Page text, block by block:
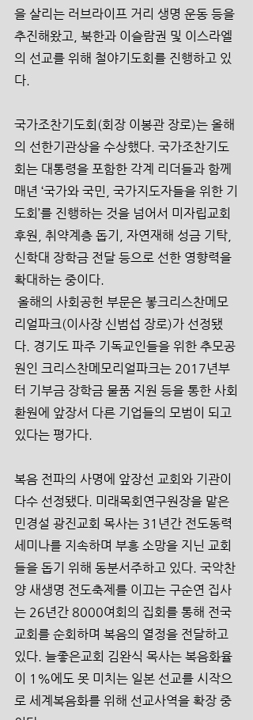
을 살리는 러브라이프 거리 생명 운동 등을
추진해왔고, 북한과 이슬람권 및 이스라엘
의 선교를 위해 철야기도회를 진행하고 있
다.
국가조찬기도회(회장 이봉관 장로)는 올해
의 선한기관상을 수상했다. 국가조찬기도
회는 대통령을 포함한 각계 리더들과 함께
매년 ‘국가와 국민, 국가지도자들을 위한 기
도회’를 진행하는 것을 넘어서 미자립교회
후원, 취약계층 돕기, 자연재해 성금 기탁,
신학대 장학금 전달 등으로 선한 영향력을
확대하는 중이다.
리얼파크(이사장 신범섭 장로)가 선정됐
다. 경기도 파주 기독교인들을 위한 추모공
원인 크리스찬메모리얼파크는 2017년부
터 기부금 장학금 물품 지원 등을 통한 사회
환원에 앞장서 다른 기업들의 모범이 되고
있다는 평가다.
복음 전파의 사명에 앞장선 교회와 기관이
다수 선정됐다. 미래목회연구원장을 맡은
민경설 광진교회 목사는 31년간 전도동력
세미나를 지속하며 부흥 소망을 지닌 교회
들을 돕기 위해 동분서주하고 있다. 국악찬
양 새생명 전도축제를 이끄는 구순연 집사
는 26년간 8000여회의 집회를 통해 전국
교회를 순회하며 복음의 열정을 전달하고
있다. 늘좋은교회 김완식 목사는 복음화율
이 1%에도 못 미치는 일본 선교를 시작으
로 세계복음화를 위해 선교사역을 확장 중